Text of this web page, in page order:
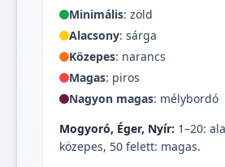
Minimális: zöld
Alacsony: sárga
Közepes: narancs
Magas: piros
Nagyon magas: mélybordó
Mogyoró, Éger, Nyír: 1–20:
közepes, 50 felett: magas.